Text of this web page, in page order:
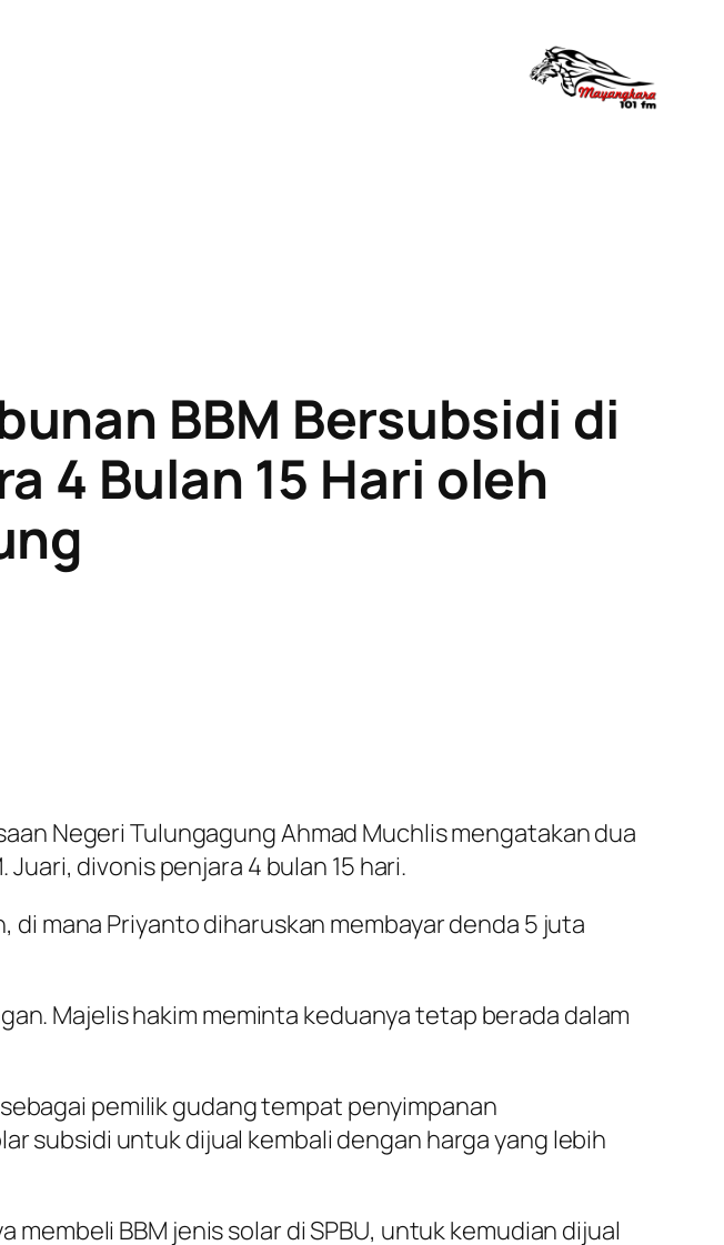
BBM Bersubsidi di
4 Bulan 15 Hari oleh
Negeri Tulungagung Ahmad Muchlis mengatakan dua
divonis penjara 4 bulan 15 hari.
di mana Priyanto diharuskan membayar denda 5 juta
Majelis hakim meminta keduanya tetap berada dalam
pemilik gudang tempat penyimpanan
subsidi untuk dijual kembali dengan harga yang lebih
BBM jenis solar di SPBU, untuk kemudian dijual